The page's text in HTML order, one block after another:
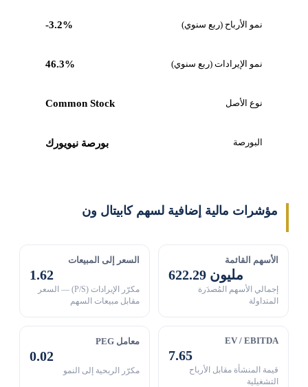
نمو الأرباح (ربع سنوي) -3.2%
نمو الإيرادات (ربع سنوي) 46.3%
نوع الأصل Common Stock
البورصة بورصة نيويورك
مؤشرات مالية إضافية لسهم كابيتال ون
الأسهم القائمة
622.29 مليون
إجمالي الأسهم المُصدَرة
المتداولة
السعر إلى المبيعات
1.62
مكرّر الإيرادات (P/S) — السعر
مقابل مبيعات السهم
EV / EBITDA
7.65
قيمة المنشأة مقابل الأرباح
التشغيلية
معامل PEG
0.02
مكرّر الربحية إلى النمو